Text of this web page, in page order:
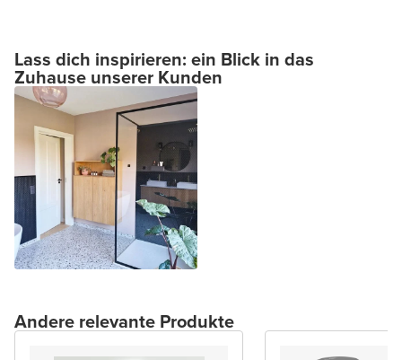
Lass dich inspirieren: ein Blick in das
Zuhause unserer Kunden
Andere relevante Produkte